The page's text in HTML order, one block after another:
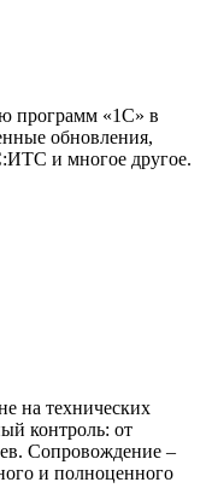
программ «1С» в
обновления,
и многое другое.
на технических
контроль: от
Сопровождение –
и полноценного